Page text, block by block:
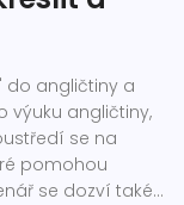
do angličtiny a
výuku angličtiny,
se na
pomohou
se dozví také